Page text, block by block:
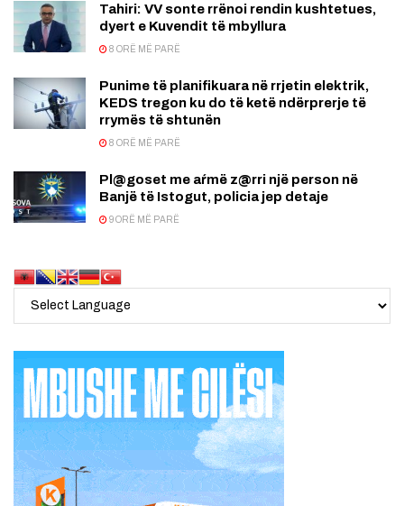
Tahiri: VV sonte rrënoi rendin kushtetues,
dyert e Kuvendit të mbyllura
8 ORË MË PARË
Punime të planifikuara në rrjetin elektrik,
KEDS tregon ku do të ketë ndërprerje të
rrymës të shtunën
8 ORË MË PARË
Pl@goset me aŕmë z@rri një person në
Banjë të Istogut, policia jep detaje
9 ORË MË PARË